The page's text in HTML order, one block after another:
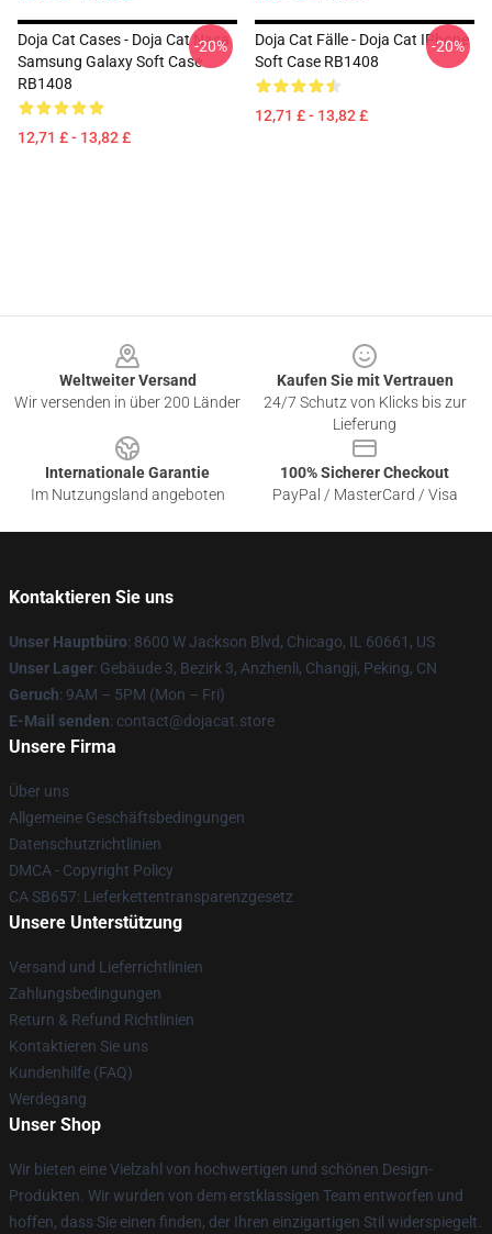
Doja Cat Cases - Doja Cat Nasa
Samsung Galaxy Soft Case
RB1408
12,71 £ - 13,82 £
-20%
Doja Cat Fälle - Doja Cat IPhone
Soft Case RB1408
12,71 £ - 13,82 £
-20%
Weltweiter Versand
Wir versenden in über 200 Länder
Kaufen Sie mit Vertrauen
24/7 Schutz von Klicks bis zur
Lieferung
Internationale Garantie
Im Nutzungsland angeboten
100% Sicherer Checkout
PayPal / MasterCard / Visa
Kontaktieren Sie uns
Unser Hauptbüro: 8600 W Jackson Blvd, Chicago, IL 60661, US
Unser Lager: Gebäude 3, Bezirk 3, Anzhenli, Changji, Peking, CN
Geruch: 9AM – 5PM (Mon – Fri)
E-Mail senden: contact@dojacat.store
Unsere Firma
Über uns
Allgemeine Geschäftsbedingungen
Datenschutzrichtlinien
DMCA - Copyright Policy
CA SB657: Lieferkettentransparenzgesetz
Unsere Unterstützung
Versand und Lieferrichtlinien
Zahlungsbedingungen
Return & Refund Richtlinien
Kontaktieren Sie uns
Kundenhilfe (FAQ)
Werdegang
Unser Shop
Wir bieten eine Vielzahl von hochwertigen und schönen Design-
Produkten. Wir wurden von dem erstklassigen Team entworfen und
hoffen, dass Sie einen finden, der Ihren einzigartigen Stil widerspiegelt.